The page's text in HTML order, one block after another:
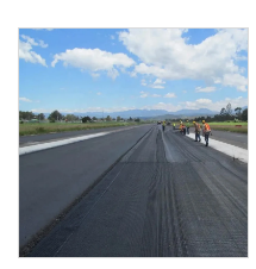
armarea solului de
drum/ deal/ pantă